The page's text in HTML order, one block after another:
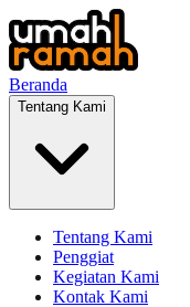
Beranda
Tentang Kami
Tentang Kami
Penggiat
Kegiatan Kami
Kontak Kami